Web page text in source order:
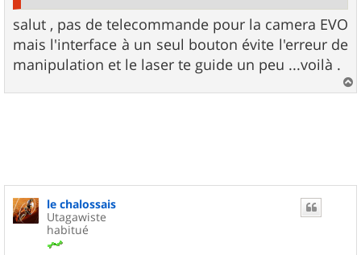
salut , pas de telecommande pour la camera EVO
mais l'interface à un seul bouton évite l'erreur de
manipulation et le laser te guide un peu ...voilà .
a
le chalossais
Utagawiste
habitué